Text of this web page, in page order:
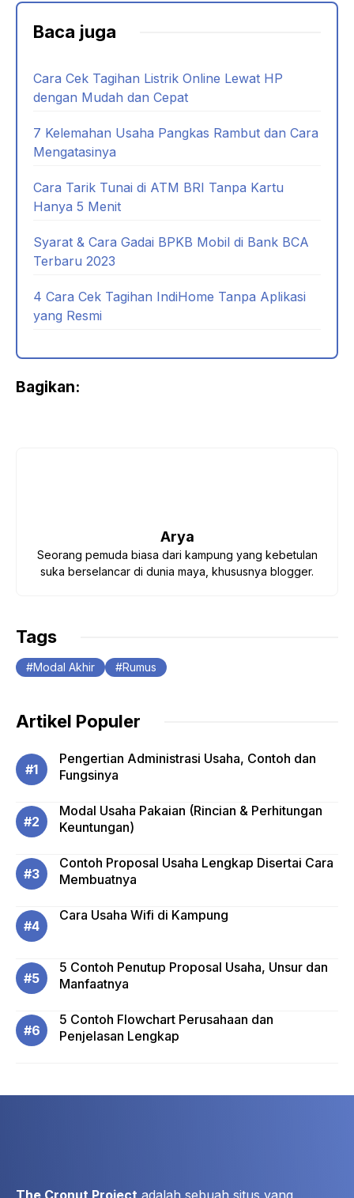
Baca juga
Cara Cek Tagihan Listrik Online Lewat HP
dengan Mudah dan Cepat
7 Kelemahan Usaha Pangkas Rambut dan Cara
Mengatasinya
Cara Tarik Tunai di ATM BRI Tanpa Kartu
Hanya 5 Menit
Syarat & Cara Gadai BPKB Mobil di Bank BCA
Terbaru 2023
4 Cara Cek Tagihan IndiHome Tanpa Aplikasi
yang Resmi
Bagikan:
Arya
Seorang pemuda biasa dari kampung yang kebetulan
suka berselancar di dunia maya, khususnya blogger.
Tags
Modal Akhir Rumus
Artikel Populer
Pengertian Administrasi Usaha, Contoh dan
Fungsinya
Modal Usaha Pakaian (Rincian & Perhitungan
Keuntungan)
Contoh Proposal Usaha Lengkap Disertai Cara
Membuatnya
Cara Usaha Wifi di Kampung
5 Contoh Penutup Proposal Usaha, Unsur dan
Manfaatnya
5 Contoh Flowchart Perusahaan dan
Penjelasan Lengkap